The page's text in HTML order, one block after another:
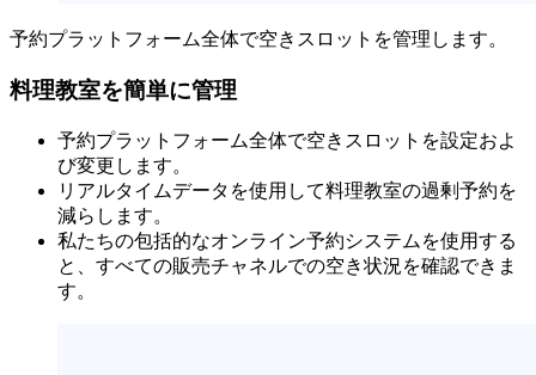
予約プラットフォーム全体で空きスロットを管理します。
料理教室を簡単に管理
予約プラットフォーム全体で空きスロットを設定およ
び変更します。
リアルタイムデータを使用して料理教室の過剰予約を
減らします。
私たちの包括的なオンライン予約システムを使用する
と、すべての販売チャネルでの空き状況を確認できま
す。